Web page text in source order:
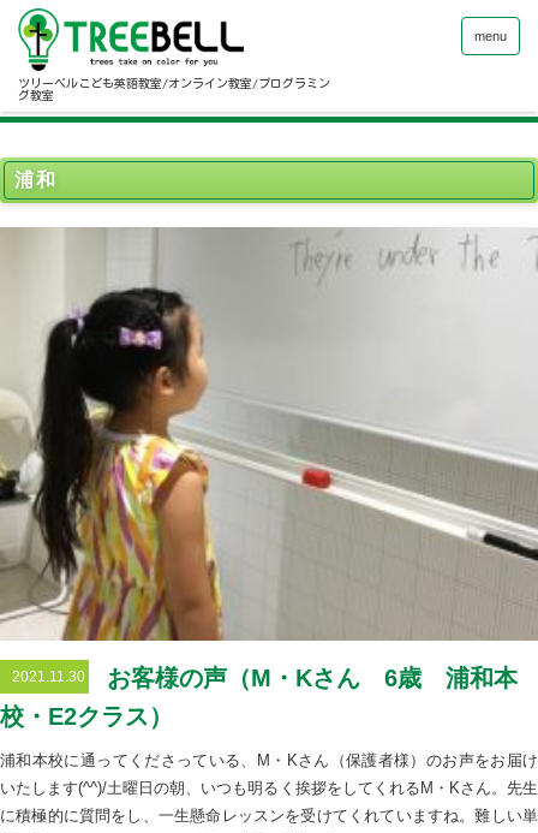
ツリーベルこども英語教室/オンライン教室/プログラミン
グ教室
menu
浦和
2021.11.30
お客様の声（M・Kさん 6歳 浦和本
校・E2クラス）
浦和本校に通ってくださっている、M・Kさん（保護者様）のお声をお届け
いたします(^^)/土曜日の朝、いつも明るく挨拶をしてくれるM・Kさん。先生
に積極的に質問をし、一生懸命レッスンを受けてくれていますね。難しい単